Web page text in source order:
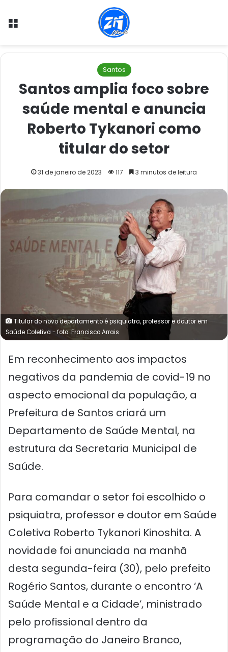
Menu
Santos
Santos amplia foco sobre
saúde mental e anuncia
Roberto Tykanori como
titular do setor
31 de janeiro de 2023 117 3 minutos de leitura
Titular do novo departamento é psiquiatra, professor e doutor em
Saúde Coletiva - foto: Francisco Arrais
Em reconhecimento aos impactos
negativos da pandemia de covid-19 no
aspecto emocional da população, a
Prefeitura de Santos criará um
Departamento de Saúde Mental, na
estrutura da Secretaria Municipal de
Saúde.
Para comandar o setor foi escolhido o
psiquiatra, professor e doutor em Saúde
Coletiva Roberto Tykanori Kinoshita. A
novidade foi anunciada na manhã
desta segunda-feira (30), pelo prefeito
Rogério Santos, durante o encontro ‘A
Saúde Mental e a Cidade’, ministrado
pelo profissional dentro da
programação do Janeiro Branco,